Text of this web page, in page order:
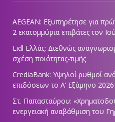
AEGEAN: Εξυπηρέτησε για
2 εκατομμύρια επιβάτες τον
Lidl Ελλάς: Διεθνώς
σχέση ποιότητας-τιμής
CrediaBank: Υψηλοί ρυθμοί
επιδόσεων το Α’ Εξάμηνο 2026
Στ. Παπασταύρου:
ενεργειακή αναβάθμιση του